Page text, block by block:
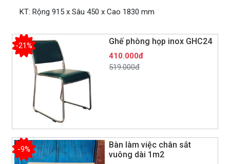
KT: Rộng 915 x Sâu 450 x Cao 1830 mm
Ghế phòng họp inox GHC24
-21%
410.000đ
519.000đ
Bàn làm việc chân sắt
vuông dài 1m2
-9%